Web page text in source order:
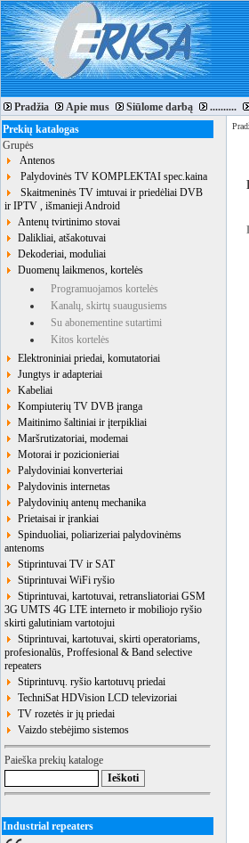
Pradžia Apie mus Siūlome darbą ..........
Prekių katalogas
Grupės
Antenos
Palydovinės TV KOMPLEKTAI spec.kaina
Skaitmeninės TV imtuvai ir priedėliai DVB
ir IPTV , išmanieji Android
Antenų tvirtinimo stovai
Dalikliai, atšakotuvai
Dekoderiai, moduliai
Duomenų laikmenos, kortelės
Programuojamos kortelės
Kanalų, skirtų suaugusiems
Su abonementine sutartimi
Kitos kortelės
Elektroniniai priedai, komutatoriai
Jungtys ir adapteriai
Kabeliai
Kompiuterių TV DVB įranga
Maitinimo šaltiniai ir įterpikliai
Maršrutizatoriai, modemai
Motorai ir pozicionieriai
Palydoviniai konverteriai
Palydovinis internetas
Palydovinių antenų mechanika
Prietaisai ir įrankiai
Spinduoliai, poliarizeriai palydovinėms
antenoms
Stiprintuvai TV ir SAT
Stiprintuvai WiFi ryšio
Stiprintuvai, kartotuvai, retransliatoriai GSM
3G UMTS 4G LTE interneto ir mobiliojo ryšio
skirti galutiniam vartotojui
Stiprintuvai, kartotuvai, skirti operatoriams,
profesionalūs, Proffesional & Band selective
repeaters
Stiprintuvų. ryšio kartotuvų priedai
TechniSat HDVision LCD televizoriai
TV rozetės ir jų priedai
Vaizdo stebėjimo sistemos
Paieška prekių kataloge
Industrial repeaters